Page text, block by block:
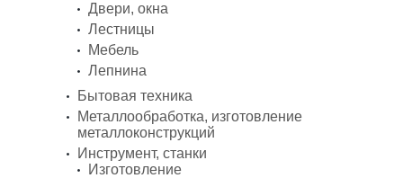
Двери, окна
Лестницы
Мебель
Лепнина
Бытовая техника
Металлообработка, изготовление
металлоконструкций
Инструмент, станки
Изготовление